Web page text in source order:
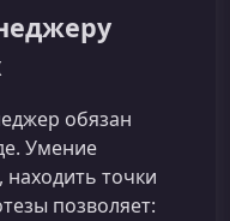
обязан
Умение
точки
позволяет: